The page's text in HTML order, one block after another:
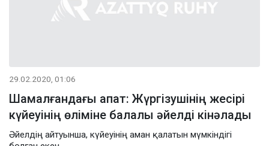
29.02.2020, 01:06
Шамалғандағы апат: Жүргізушінің жесірі
күйеуінің өліміне балалы әйелді кінәлады
Әйелдің айтуынша, күйеуінің аман қалатын мүмкіндігі